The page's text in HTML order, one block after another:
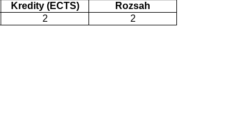
Kredity (ECTS)
Rozsah
2 2